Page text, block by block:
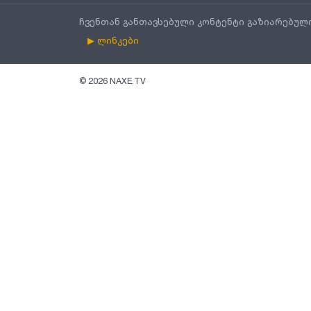
ჩვენთან განთავსებული კონტენტი
▶ ლინკები
© 2026 NAXE.TV